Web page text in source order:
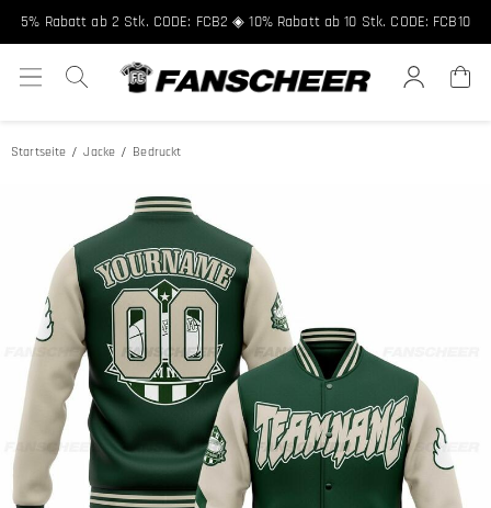
5% Rabatt ab 2 Stk. CODE: FCB2 ◈ 10% Rabatt ab 10 Stk. CODE: FCB10
Startseite Jacke Bedruckt